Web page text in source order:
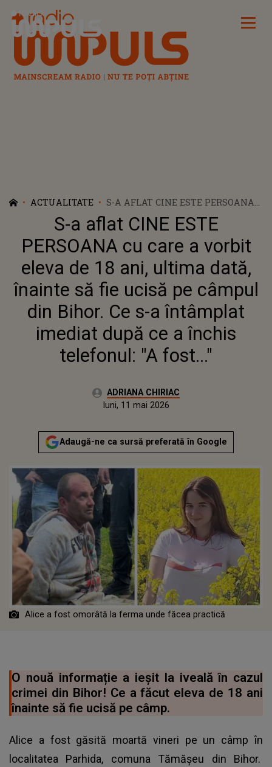
Radio Impuls
ACTUALITATE
S-A AFLAT CINE ESTE PERSOANA
CU CARE A VORBIT ELEVA DE 18
ANI, ULTIMA DATĂ, ÎNAINTE SĂ
FIE UCISĂ PE CÂMPUL DIN BIHOR.
CE S-A ÎNTÂMPLAT IMEDIAT DUPĂ
CE A ÎNCHIS TELEFONUL: "A
FOST..."
S-a aflat CINE ESTE
PERSOANA cu care a vorbit
eleva de 18 ani, ultima dată,
înainte să fie ucisă pe câmpul
din Bihor. Ce s-a întâmplat
imediat după ce a închis
telefonul: "A fost..."
Autor:ADRIANA CHIRIAC
Publicat:
luni, 11 mai 2026
Adaugă-ne ca sursă preferată în Google
Alice a fost omorâtă la ferma unde făcea practică
O nouă informație a ieșit la iveală în cazul
crimei din Bihor! Ce a făcut eleva de 18 ani
înainte să fie ucisă pe câmp.
Alice a fost găsită moartă vineri pe un câmp în
localitatea Parhida, comuna Tămășeu din Bihor.